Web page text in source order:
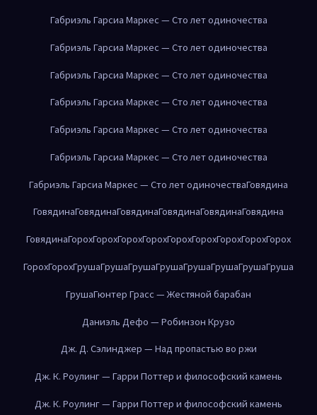
Габриэль Гарсиа Маркес — Сто лет одиночества
Габриэль Гарсиа Маркес — Сто лет одиночества
Габриэль Гарсиа Маркес — Сто лет одиночества
Габриэль Гарсиа Маркес — Сто лет одиночества
Габриэль Гарсиа Маркес — Сто лет одиночества
Габриэль Гарсиа Маркес — Сто лет одиночества
Габриэль Гарсиа Маркес — Сто лет одиночестваГовядина
ГовядинаГовядинаГовядинаГовядинаГовядинаГовядина
ГовядинаГорохГорохГорохГорохГорохГорохГорохГорохГорох
ГорохГорохГрушаГрушаГрушаГрушаГрушаГрушаГрушаГруша
ГрушаГюнтер Грасс — Жестяной барабан
Даниэль Дефо — Робинзон Крузо
Дж. Д. Сэлинджер — Над пропастью во ржи
Дж. К. Роулинг — Гарри Поттер и философский камень
Дж. К. Роулинг — Гарри Поттер и философский камень